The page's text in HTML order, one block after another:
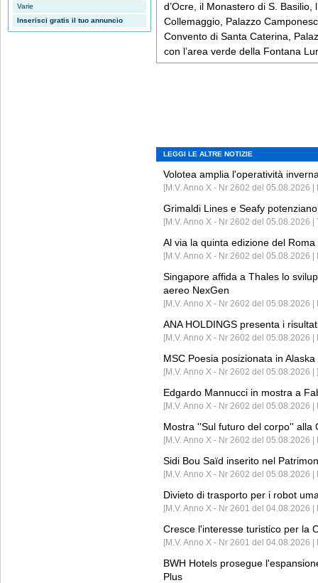
Varie
Inserisci gratis il tuo annuncio
d’Ocre, il Monastero di S. Basilio,
Collemaggio, Palazzo
Convento di Santa Caterina,
con l’area verde della Fontana
LEGGI LE ALTRE NOTIZIE
Volotea amplia l'operatività
[M.V. Anno X - Nr 2602 del 05.08.2026 |
Grimaldi Lines e Seafy
[M.V. Anno X - Nr 2602 del 05.08.2026 |
Al via la quinta edizione del
[M.V. Anno X - Nr 2602 del 05.08.2026 |
Singapore affida a Thales lo
aereo NexGen
[M.V. Anno X - Nr 2602 del 05.08.2026
ANA HOLDINGS presenta i
[M.V. Anno X - Nr 2602 del 05.08.2026
MSC Poesia posizionata in
[M.V. Anno X - Nr 2602 del 05.08.2026 | ]
Edgardo Mannucci in mostra a
[M.V. Anno X - Nr 2602 del 05.08.2026 |
Mostra ''Sul futuro del corpo'' alla
[M.V. Anno X - Nr 2602 del 05.08.2026
Sidi Bou Saïd inserito nel
[M.V. Anno X - Nr 2602 del 05.08.2026
Divieto di trasporto per i robot
[M.V. Anno X - Nr 2601 del 04.08.2026
Cresce l'interesse turistico per la
[M.V. Anno X - Nr 2601 del 04.08.2026 |
BWH Hotels prosegue
Plus